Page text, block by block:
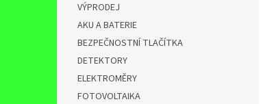
VÝPRODEJ
AKU A BATERIE
BEZPEČNOSTNÍ TLAČÍTKA
DETEKTORY
ELEKTROMĚRY
FOTOVOLTAIKA